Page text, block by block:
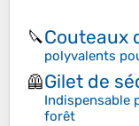
🔪Couteaux
polyvalents
🦺Gilet de
Indispensable
forêt